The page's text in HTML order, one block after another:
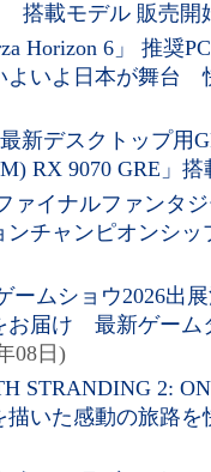
搭載モデル 販売開
Horizon 6」 推
いよ日本が舞台
新デスクトップ用
RX 9070 GRE」搭
ァイナルファンタ
チャンピオンシッ
ームショウ2026
お届け 最新ゲーム
08日)
STRANDING 2:
いた感動の旅路を